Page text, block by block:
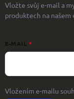
Vložte svůj e-mail a
produktech na našem
E-MAIL
Vložením e-mailu